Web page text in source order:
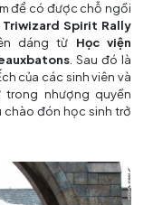
để có được chỗ ngồi
Triwizard Spirit Rally
dáng từ Học viện
. Sau đó là
của các sinh viên và
nhượng quyền
chào đón học sinh trở